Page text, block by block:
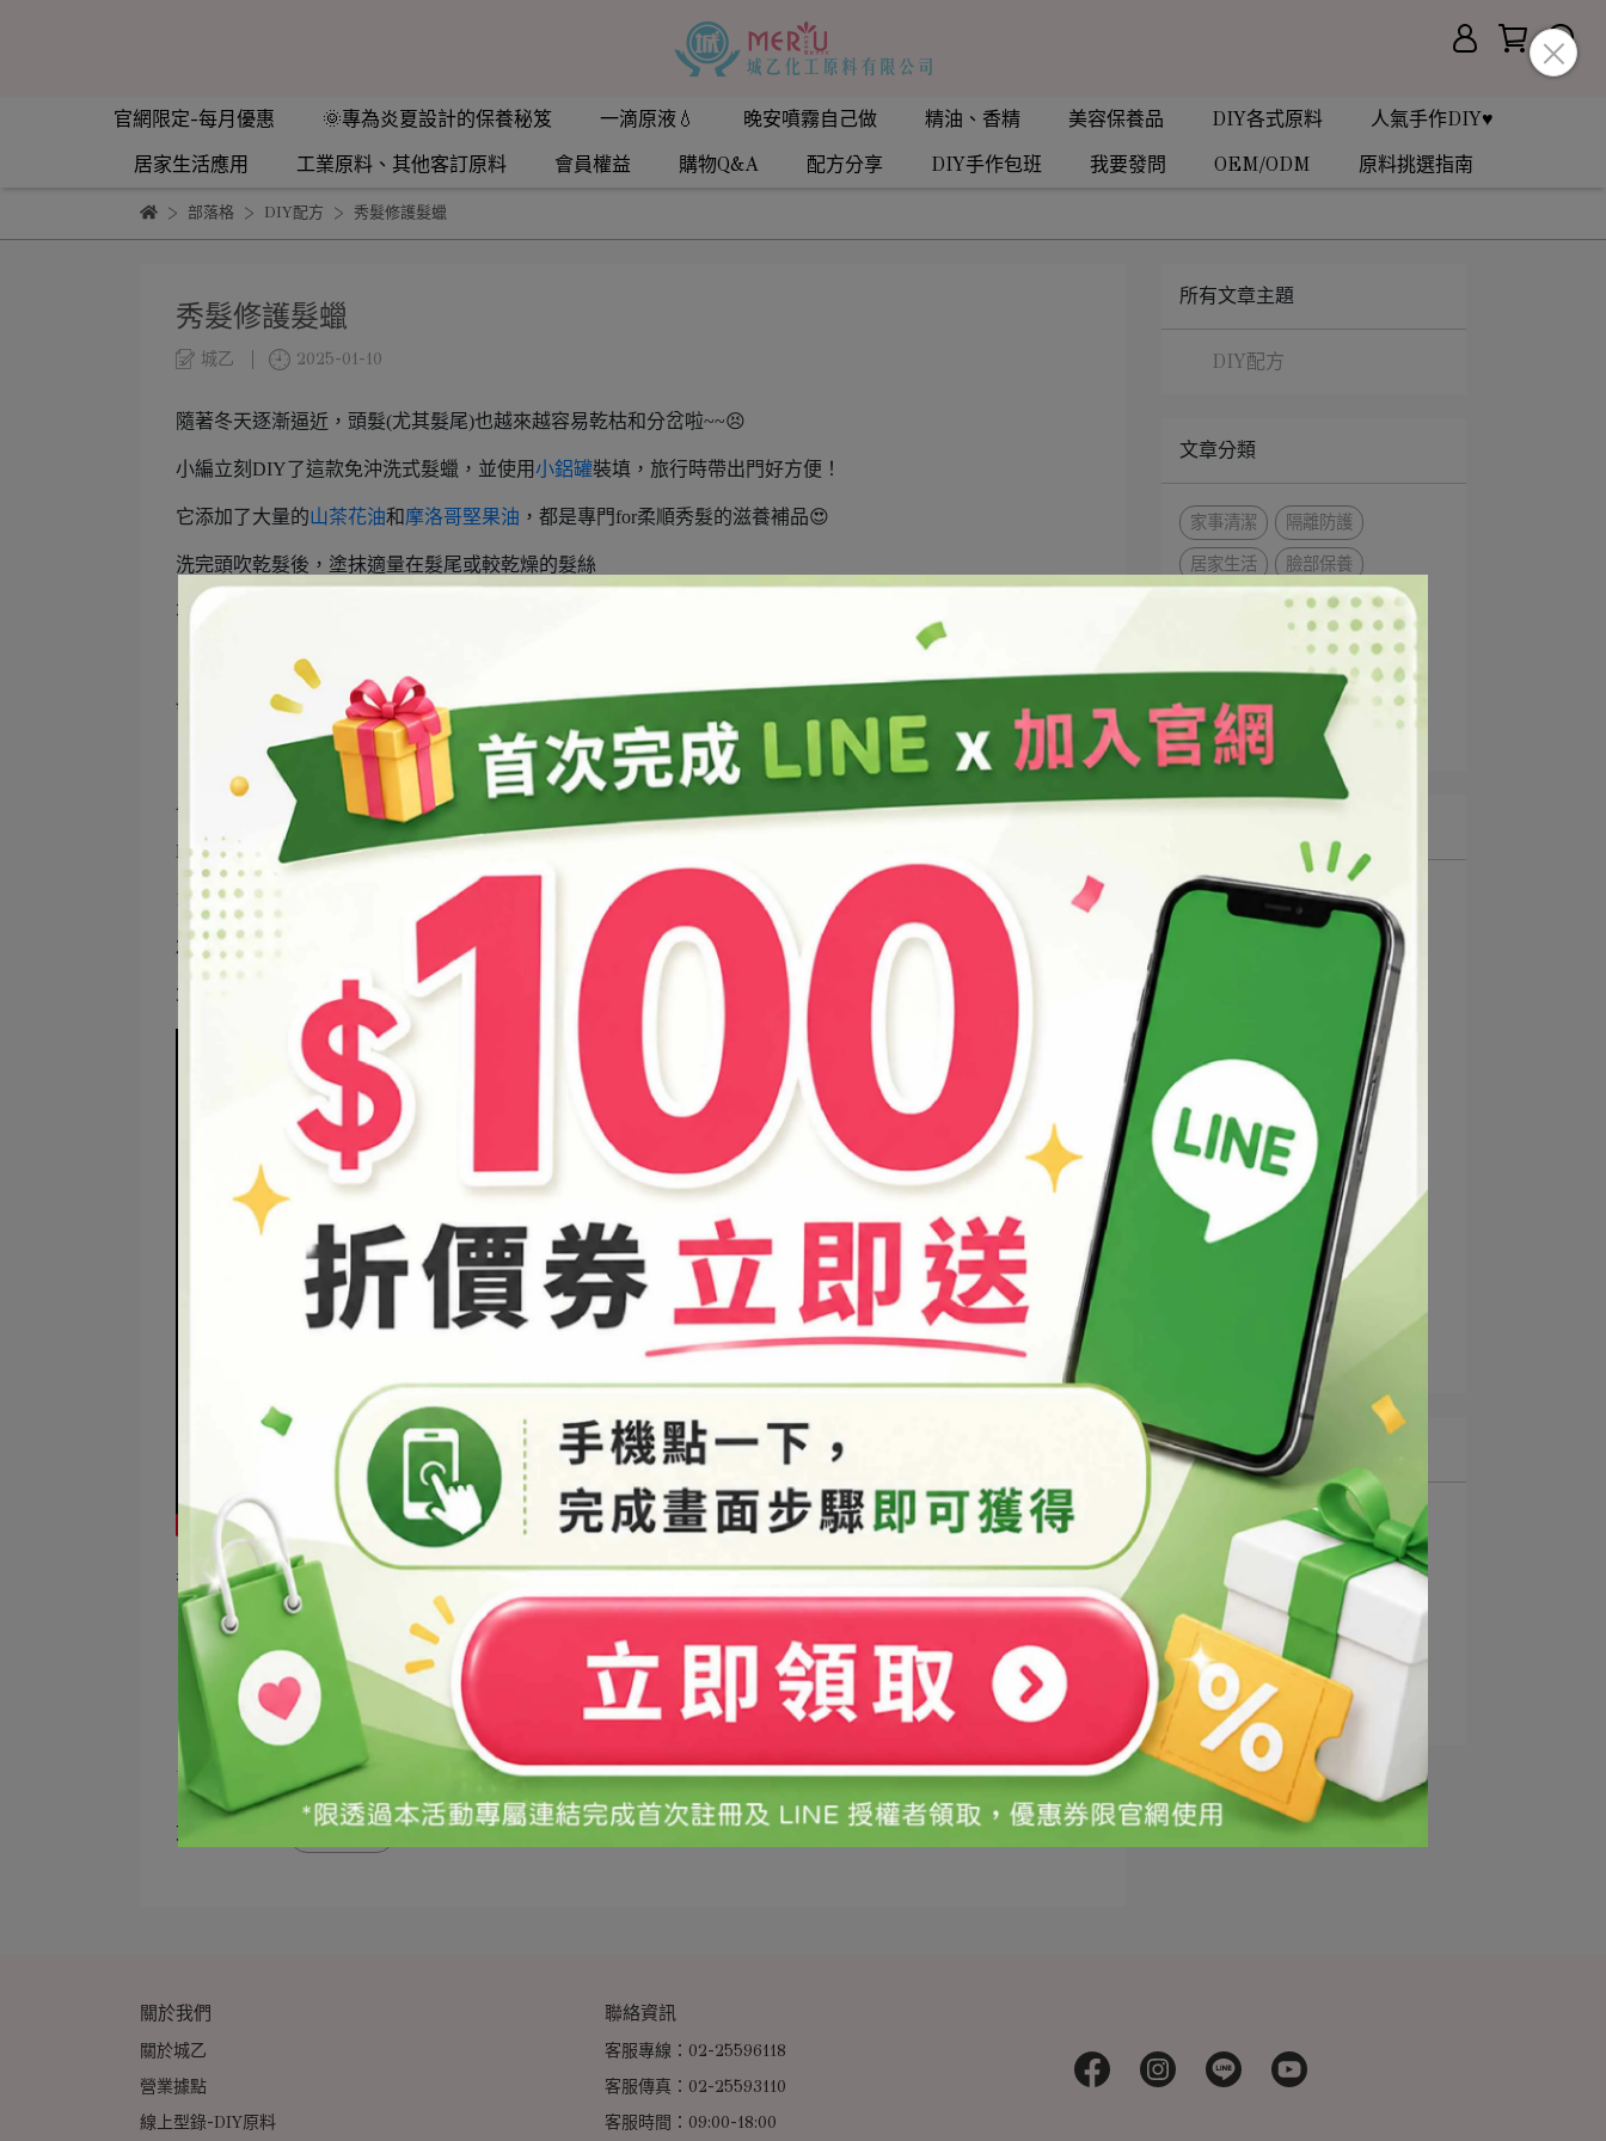
官網限定-每月優惠 🌞專為炎夏設計的保養秘笈 一滴原液💧 晚安噴霧自己做 精油、香精 美容保養品 DIY各式原料
人氣手作DIY♥
居家生活應用
工業原料、其他客訂原料 會員權益 購物Q&A 配方分享 DIY手作包班 我要發問 OEM/ODM 原料挑選指南
部落格 DIY配方 秀髮修護髮蠟
秀髮修護髮蠟
城乙 2025-01-10
隨著冬天逐漸逼近，頭髮(尤其髮尾)也越來越容易乾枯和分岔啦~~😣
小編立刻DIY了這款免沖洗式髮蠟，並使用小鋁罐裝填，旅行時帶出門好方便！
它添加了大量的山茶花油和摩洛哥堅果油 ，都是專門for柔順秀髮的滋養補品😍
洗完頭吹乾髮後，塗抹適量在髮尾或較乾燥的髮絲
不用沖洗，一邊睡覺、一邊讓充滿天然植物油和精油的髮蠟滋潤、修護你的秀髮吧✨
✨ 【DIY 秀髮修護髮蠟】
A區 ： 堪地利蠟 16g、 山茶花油40g、摩洛哥堅果油
B區 ： 維他命E 2g、玫瑰草精油1.5g、
1. 將A區材料邊加熱熔解，邊攪拌均勻
2. 將B區材料依序加入，攪拌均勻
3. 倒入 中，靜至硬化就完成囉~
看了是不是很心動呢？準備材料都有連結，快來試試吧~
文章分類 美體美髮
所有文章主題
DIY配方
文章分類
家事清潔
隔離防護
居家生活
臉部保養
美體美髮
彩妝美容
原料解密
手工皂/皂基
QQ卸妝凝膠
2025-01-12
深層潤澤卸妝油
最新文章
QQ卸妝凝膠
深層潤澤卸妝油
3 清爽卸妝水
4 溫和眼部卸妝液
卸妝乳液
關於我們
關於城乙
營業據點
線上型錄-DIY原料
聯絡資訊
客服專線：02-25596118
客服傳真：02-25593110
客服時間：09:00-18:00